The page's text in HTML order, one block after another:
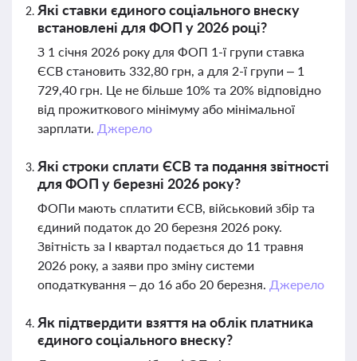
Які ставки єдиного соціального внеску
встановлені для ФОП у 2026 році?
З 1 січня 2026 року для ФОП 1-ї групи ставка
ЄСВ становить 332,80 грн, а для 2-ї групи – 1
729,40 грн. Це не більше 10% та 20% відповідно
від прожиткового мінімуму або мінімальної
зарплати. Джерело
Які строки сплати ЄСВ та подання звітності
для ФОП у березні 2026 року?
ФОПи мають сплатити ЄСВ, військовий збір та
єдиний податок до 20 березня 2026 року.
Звітність за І квартал подається до 11 травня
2026 року, а заяви про зміну системи
оподаткування – до 16 або 20 березня. Джерело
Як підтвердити взяття на облік платника
єдиного соціального внеску?